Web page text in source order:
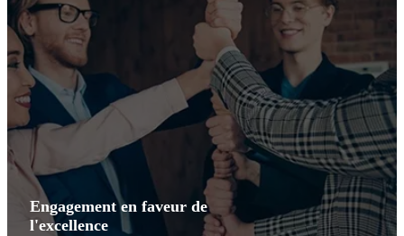
Engagement en faveur de
l'excellence